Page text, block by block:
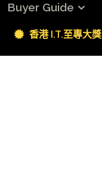
Buyer Guide
香港 I.T.至專大獎